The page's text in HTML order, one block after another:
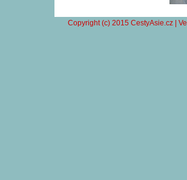
Copyright (c) 2015 CestyAsie.cz |